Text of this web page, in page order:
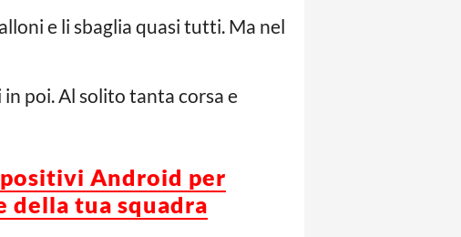
e li sbaglia quasi tutti. Ma nel
poi. Al solito tanta corsa e
Android per
della tua squadra